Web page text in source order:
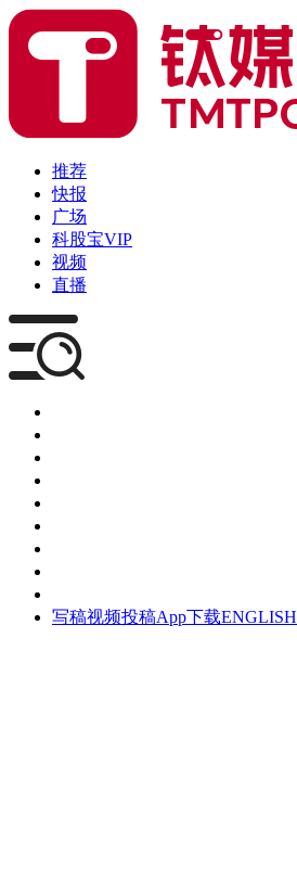
推荐
快报
广场
科股宝VIP
视频
直播
写稿视频投稿App下载ENGLISH